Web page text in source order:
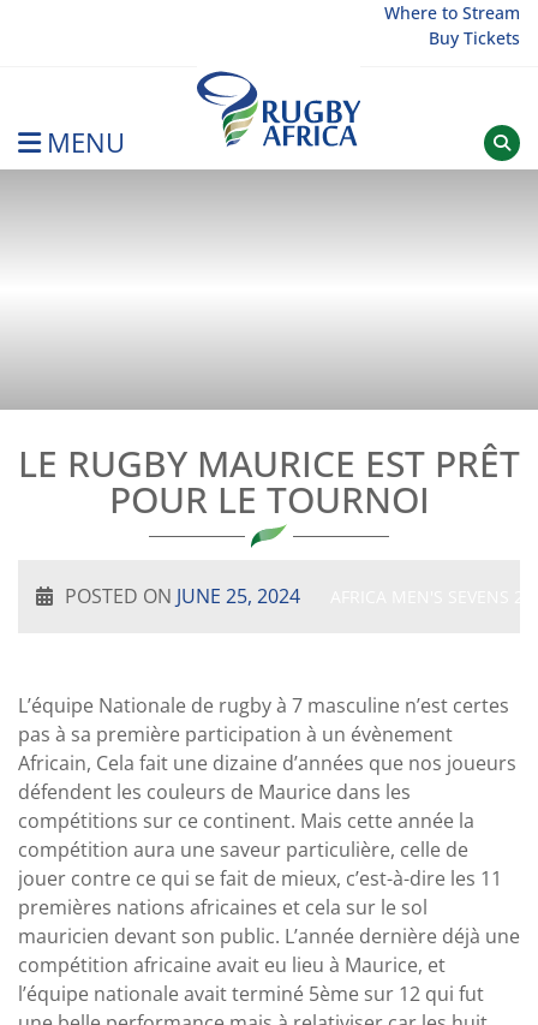
Where to Stream
Buy Tickets
MENU
LE RUGBY MAURICE EST PRÊT
POUR LE TOURNOI
POSTED ON JUNE 25, 2024
L’équipe Nationale de rugby à 7 masculine n’est certes
pas à sa première participation à un évènement
Africain, Cela fait une dizaine d’années que nos joueurs
défendent les couleurs de Maurice dans les
compétitions sur ce continent. Mais cette année la
compétition aura une saveur particulière, celle de
jouer contre ce qui se fait de mieux, c’est-à-dire les 11
premières nations africaines et cela sur le sol
mauricien devant son public. L’année dernière déjà une
compétition africaine avait eu lieu à Maurice, et
l’équipe nationale avait terminé 5ème sur 12 qui fut